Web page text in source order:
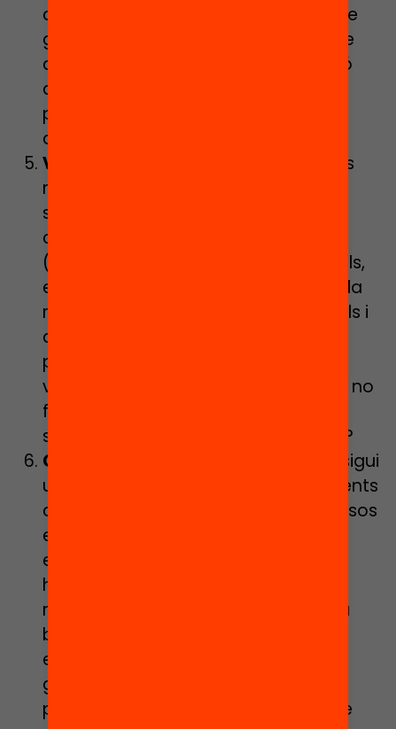
d’inscripció o amb les assemblees de
grup entre altres. I també haurem de
deixar temps i espais per a la reflexió
durant o després de les activitats
perquè allò viscut esdevingui
aprenentatge.
Vincle amb les famílies:
Les famílies
més que mai necessiten espais de
seguretat per això caldrà tenir en
compte els aspectes més formals
(informatius, organitzatius, funcionals,
etc.), els aspectes socials (el vincle, la
relació, la confiança) i els emocionals i
de suport, incloent, també, la
possibilitat d’implicar-los en les
vivències positives del casal. Perquè no
fer una cançó tots junts al final de
setmana on participin grans i petits?
Connexió amb el territori:
Cal que sigui
un estiu connectat amb tots els agents
del territori i aprofitant tots els recursos
existents i que poden aportar
experiències diverses als infants, en
horari de casal i fora, com la piscina
municipal, però també el museu o la
biblioteca. En un territori amb un
ecosistema educatiu connectat hi
guanya tothom, sobretot si es fa un
pas més enllà i s’engega un projecte